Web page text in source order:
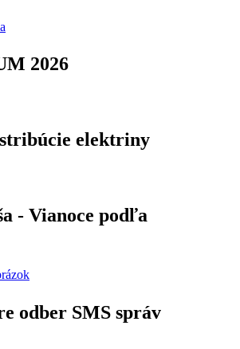
2026
elektriny
- Vianoce podľa
odber SMS správ